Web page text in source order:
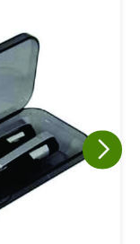
e respeitar
apenas para fins
a